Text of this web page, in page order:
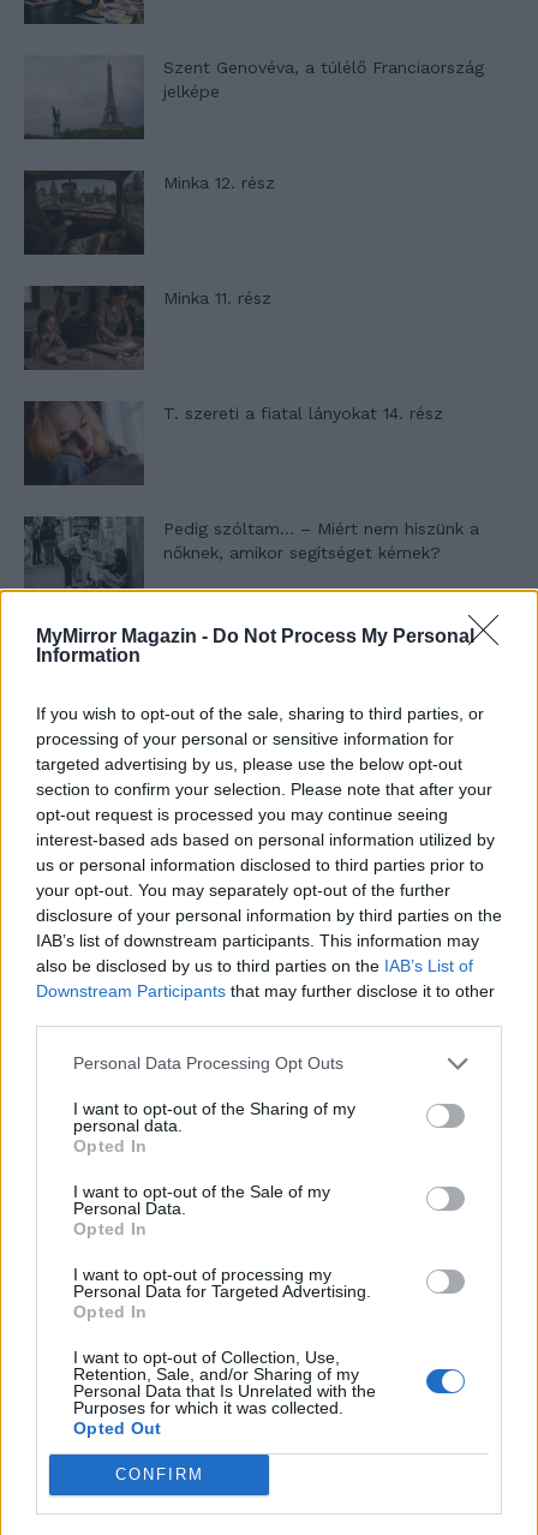
MyMirror Magazin - Do Not Process My Personal
Information
If you wish to opt-out of the sale, sharing to third parties, or
processing of your personal or sensitive information for
targeted advertising by us, please use the below opt-out
section to confirm your selection. Please note that after your
opt-out request is processed you may continue seeing
interest-based ads based on personal information utilized by
us or personal information disclosed to third parties prior to
your opt-out. You may separately opt-out of the further
disclosure of your personal information by third parties on the
IAB’s list of downstream participants. This information may
also be disclosed by us to third parties on the IAB’s List of
Downstream Participants that may further disclose it to other
Personal Data Processing Opt Outs
I want to opt-out of the Sharing of my
personal data.
Opted In
I want to opt-out of the Sale of my
Personal Data.
Opted In
I want to opt-out of processing my
Personal Data for Targeted Advertising.
Opted In
I want to opt-out of Collection, Use,
Retention, Sale, and/or Sharing of my
Personal Data that Is Unrelated with the
Purposes for which it was collected.
Opted Out
CONFIRM
Szent Genovéva, a túlélő Franciaország
jelképe
Minka 12. rész
Minka 11. rész
T. szereti a fiatal lányokat 14. rész
Pedig szóltam… – Miért nem hiszünk a
nőknek, amikor segítséget kérnek?
A legidegesítőbb kifejezések laza
Elyna Robbs: Adéle és az örökölt árnyak
13. rész
Woody Allen megosztó zsenialitása
A világ legismertebb ruhái
Nyár, nevetés, anekdoták
Panna és a szép szerelmek mítosza 3.
kihívásaihoz?
Altatógázos rablások Olaszországban